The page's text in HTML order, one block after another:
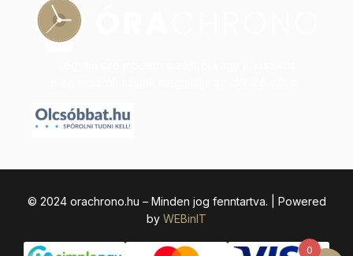
© 2024 orachrono.hu – Minden jog fenntartva. | Powered
by WEBinIT
0